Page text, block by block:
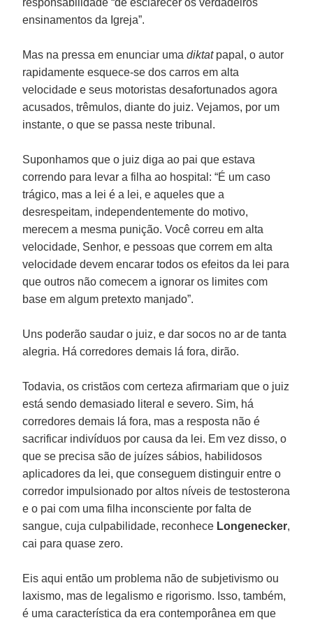
ensinamentos da Igreja”.
Mas na pressa em enunciar umadiktatpapal, o autor
rapidamente esquece-se dos carros em alta
velocidade e seus motoristas desafortunados agora
acusados, trêmulos, diante do juiz. Vejamos, por um
instante, o que se passa neste tribunal.
Suponhamos que o juiz diga ao pai que estava
correndo para levar a filha ao hospital: “É um caso
trágico, mas a lei é a lei, e aqueles que a
desrespeitam, independentemente do motivo,
merecem a mesma punição. Você correu em alta
velocidade, Senhor, e pessoas que correm em alta
velocidade devem encarar todos os efeitos da lei para
que outros não comecem a ignorar os limites com
base em algum pretexto manjado”.
Uns poderão saudar o juiz, e dar socos no ar de tanta
alegria. Há corredores demais lá fora, dirão.
Todavia, os cristãos com certeza afirmariam que o juiz
está sendo demasiado literal e severo. Sim, há
corredores demais lá fora, mas a resposta não é
sacrificar indivíduos por causa da lei. Em vez disso, o
que se precisa são de juízes sábios, habilidosos
aplicadores da lei, que conseguem distinguir entre o
corredor impulsionado por altos níveis de testosterona
e o pai com uma filha inconsciente por falta de
sangue, cuja culpabilidade, reconhece Longenecker,
cai para quase zero.
Eis aqui então um problema não de subjetivismo ou
laxismo, mas de legalismo e rigorismo. Isso, também,
é uma característica da era contemporânea em que